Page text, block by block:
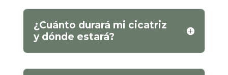
¿Cuánto durará mi cicatriz
y dónde estará?